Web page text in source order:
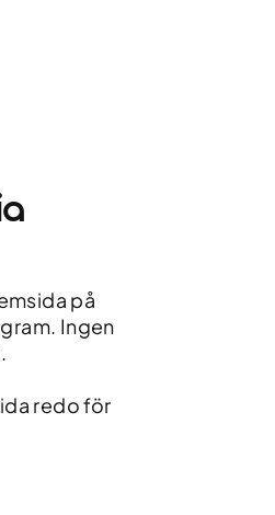
på
Ingen
redo för